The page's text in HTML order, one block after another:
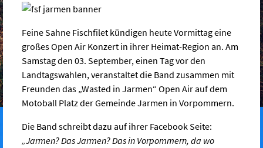
Feine Sahne Fischfilet kündigen heute Vormittag eine
großes Open Air Konzert in ihrer Heimat-Region an. Am
Samstag den 03. September, einen Tag vor den
Landtagswahlen, veranstaltet die Band zusammen mit
Freunden das „Wasted in Jarmen“ Open Air auf dem
Motoball Platz der Gemeinde Jarmen in Vorpommern.
Die Band schreibt dazu auf ihrer Facebook Seite:
„Jarmen? Das Jarmen? Das in Vorpommern, da wo